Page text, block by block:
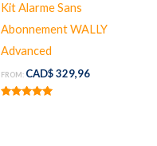
Kit Alarme Sans
Abonnement WALLY
Advanced
FROM: CAD$329,96